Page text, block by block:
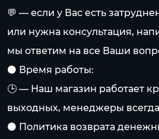
💬 — если у Вас есть
или нужна консультация,
мы ответим на все Ваши
⚫️ Время работы:
🕒 — Наш магазин работает
выходных, менеджеры
⚫️ Политика возврата